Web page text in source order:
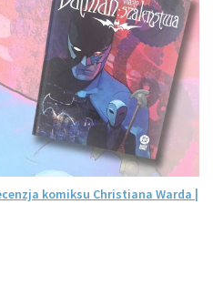
komiksu Christiana Warda |